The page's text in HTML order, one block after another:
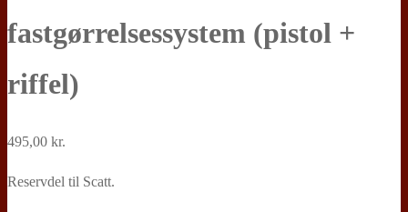
fastgørrelsessystem (pistol +
riffel)
495,00 kr.
Reservdel til Scatt.